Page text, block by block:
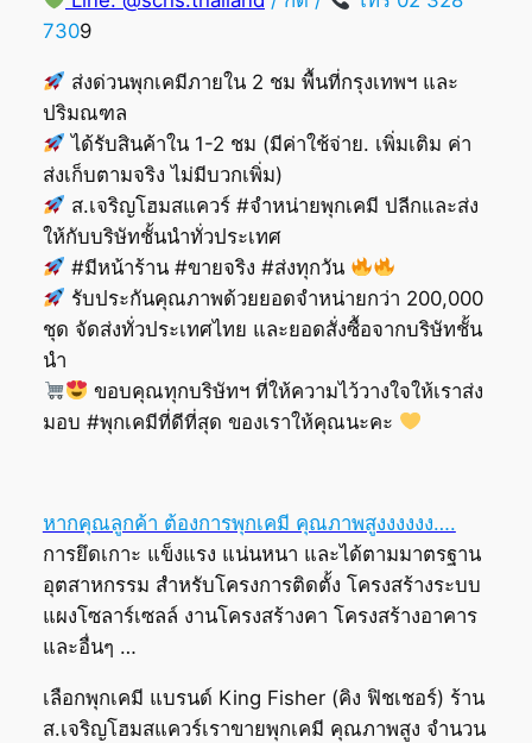
7309
ส่งด่วนพุกเคมีภายใน 2 ชม พื้นที่กรุงเทพฯ และ
ปริมณฑล
ได้รับสินค้าใน 1-2 ชม (มีค่าใช้จ่าย. เพิ่มเติม ค่า
ส่งเก็บตามจริง ไม่มีบวกเพิ่ม)
ส.เจริญโฮมสแควร์ #จำหน่ายพุกเคมี ปลีกและส่ง
ให้กับบริษัทชั้นนำทั่วประเทศ
#มีหน้าร้าน #ขายจริง #ส่งทุกวัน
รับประกันคุณภาพด้วยยอดจำหน่ายกว่า 200,000
ชุด จัดส่งทั่วประเทศไทย และยอดสั่งซื้อจากบริษัทชั้น
นำ
ขอบคุณทุกบริษัทฯ ที่ให้ความไว้วางใจให้เราส่ง
มอบ #พุกเคมีที่ดีที่สุด ของเราให้คุณนะคะ
หากคุณลูกค้า ต้องการพุกเคมี คุณภาพสูงงงงงง….
การยึดเกาะ แข็งแรง แน่นหนา และได้ตามมาตรฐาน
อุตสาหกรรม สำหรับโครงการติดตั้ง โครงสร้างระบบ
แผงโซลาร์เซลล์ งานโครงสร้างคา โครงสร้างอาคาร
และอื่นๆ …
เลือกพุกเคมี แบรนด์ King Fisher (คิง ฟิชเชอร์) ร้าน
ส.เจริญโฮมสแควร์เราขายพุกเคมี คุณภาพสูง จำนวน